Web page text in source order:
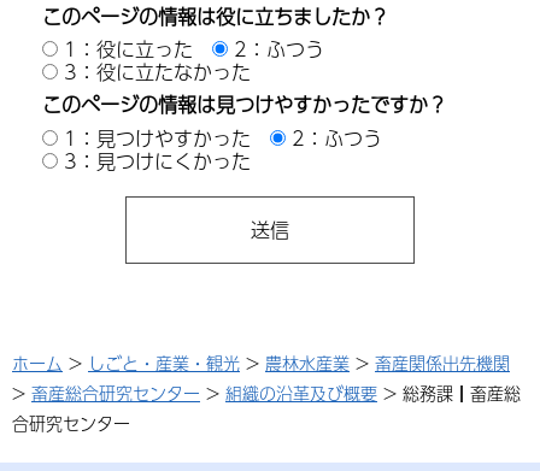
このページの情報は役に立ちましたか？
1：役に立った
2：ふつう
3：役に立たなかった
このページの情報は見つけやすかったですか？
1：見つけやすかった
2：ふつう
3：見つけにくかった
ホーム > しごと・産業・観光 > 農林水産業 > 畜産関係出先機関
> 畜産総合研究センター > 組織の沿革及び概要 > 総務課┃畜産総
合研究センター